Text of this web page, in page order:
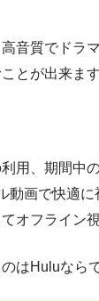
音質でドラ
とが出来ます
用、期間中
動画で快適に
オフライン
はHuluなら